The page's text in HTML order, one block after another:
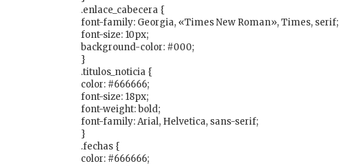
.enlace_cabecera {
font-family: Georgia, «Times New Roman», Times, serif;
font-size: 10px;
background-color: #000;
}
.titulos_noticia {
color: #666666;
font-size: 18px;
font-weight: bold;
font-family: Arial, Helvetica, sans-serif;
}
.fechas {
color: #666666;